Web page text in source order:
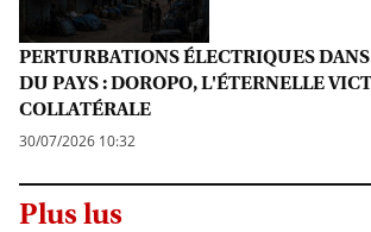
PERTURBATIONS ÉLECTRIQUES
DU PAYS : DOROPO, L'ÉTERNELLE
COLLATÉRALE
30/07/2026 10:32
Plus lus